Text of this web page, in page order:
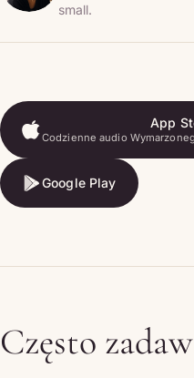
small.
App
Codzienne audio
App Store
Google Play
Google Play
Często